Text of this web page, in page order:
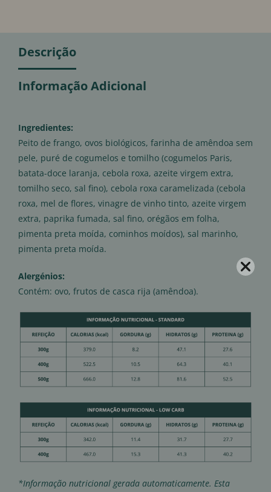
Descrição
Informação Adicional
Ingredientes:
Peito de frango, ovos biológicos, farinha de amêndoa sem
pele, puré de cogumelos e tomilho (cogumelos Paris,
batata-doce laranja, cebola roxa, azeite virgem extra,
tomilho seco, sal fino), cebola roxa caramelizada (cebola
roxa, mel de flores, vinagre de vinho tinto, azeite virgem
extra, paprika fumada, sal fino, orégãos em folha,
pimenta preta moída, cominhos moídos), sal marinho,
pimenta preta moída.
Alergénios:
Contém: ovo, frutos de casca rija (amêndoa).
*Informação nutricional gerada automaticamente. Esta